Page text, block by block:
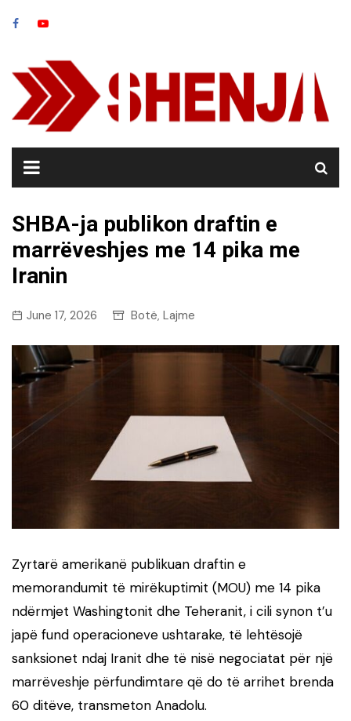
SHBA-ja publikon draftin e
marrëveshjes me 14 pika me
Iranin
June 17, 2026 Botë, Lajme
Zyrtarë amerikanë publikuan draftin e
memorandumit të mirëkuptimit (MOU) me 14 pika
ndërmjet Washingtonit dhe Teheranit, i cili synon t’u
japë fund operacioneve ushtarake, të lehtësojë
sanksionet ndaj Iranit dhe të nisë negociatat për një
marrëveshje përfundimtare që do të arrihet brenda
60 ditëve, transmeton Anadolu.